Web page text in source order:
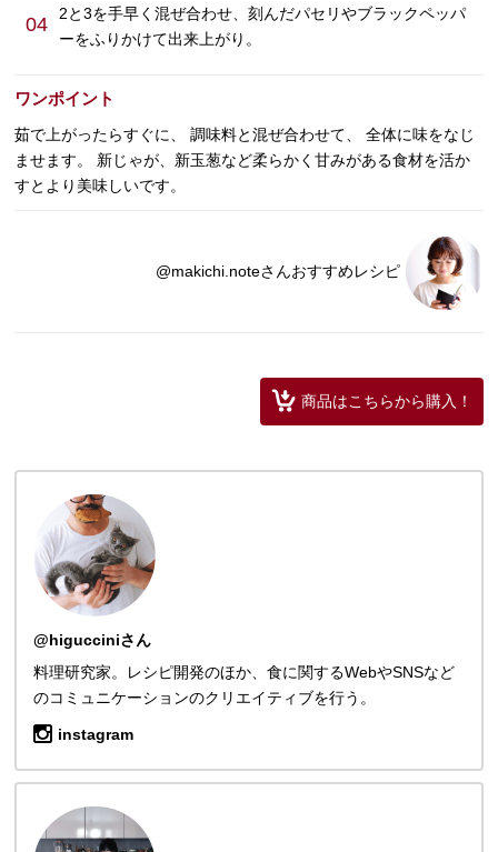
04
2と3を手早く混ぜ合わせ、刻んだパセリやブラックペッパ
ーをふりかけて出来上がり。
ワンポイント
茹で上がったらすぐに、 調味料と混ぜ合わせて、 全体に味をなじ
ませます。 新じゃが、新玉葱など柔らかく甘みがある食材を活か
すとより美味しいです。
@makichi.noteさんおすすめレシピ
商品はこちらから購入！
@higucciniさん
料理研究家。レシピ開発のほか、食に関するWebやSNSなど
のコミュニケーションのクリエイティブを行う。
instagram